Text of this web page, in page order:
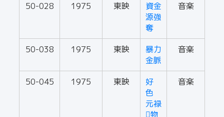
50-028 1975 東映
資金
源強
奪
音楽
50-038 1975 東映
暴力
金脈
音楽
50-045 1975 東映
好
色
元禄
物
音楽